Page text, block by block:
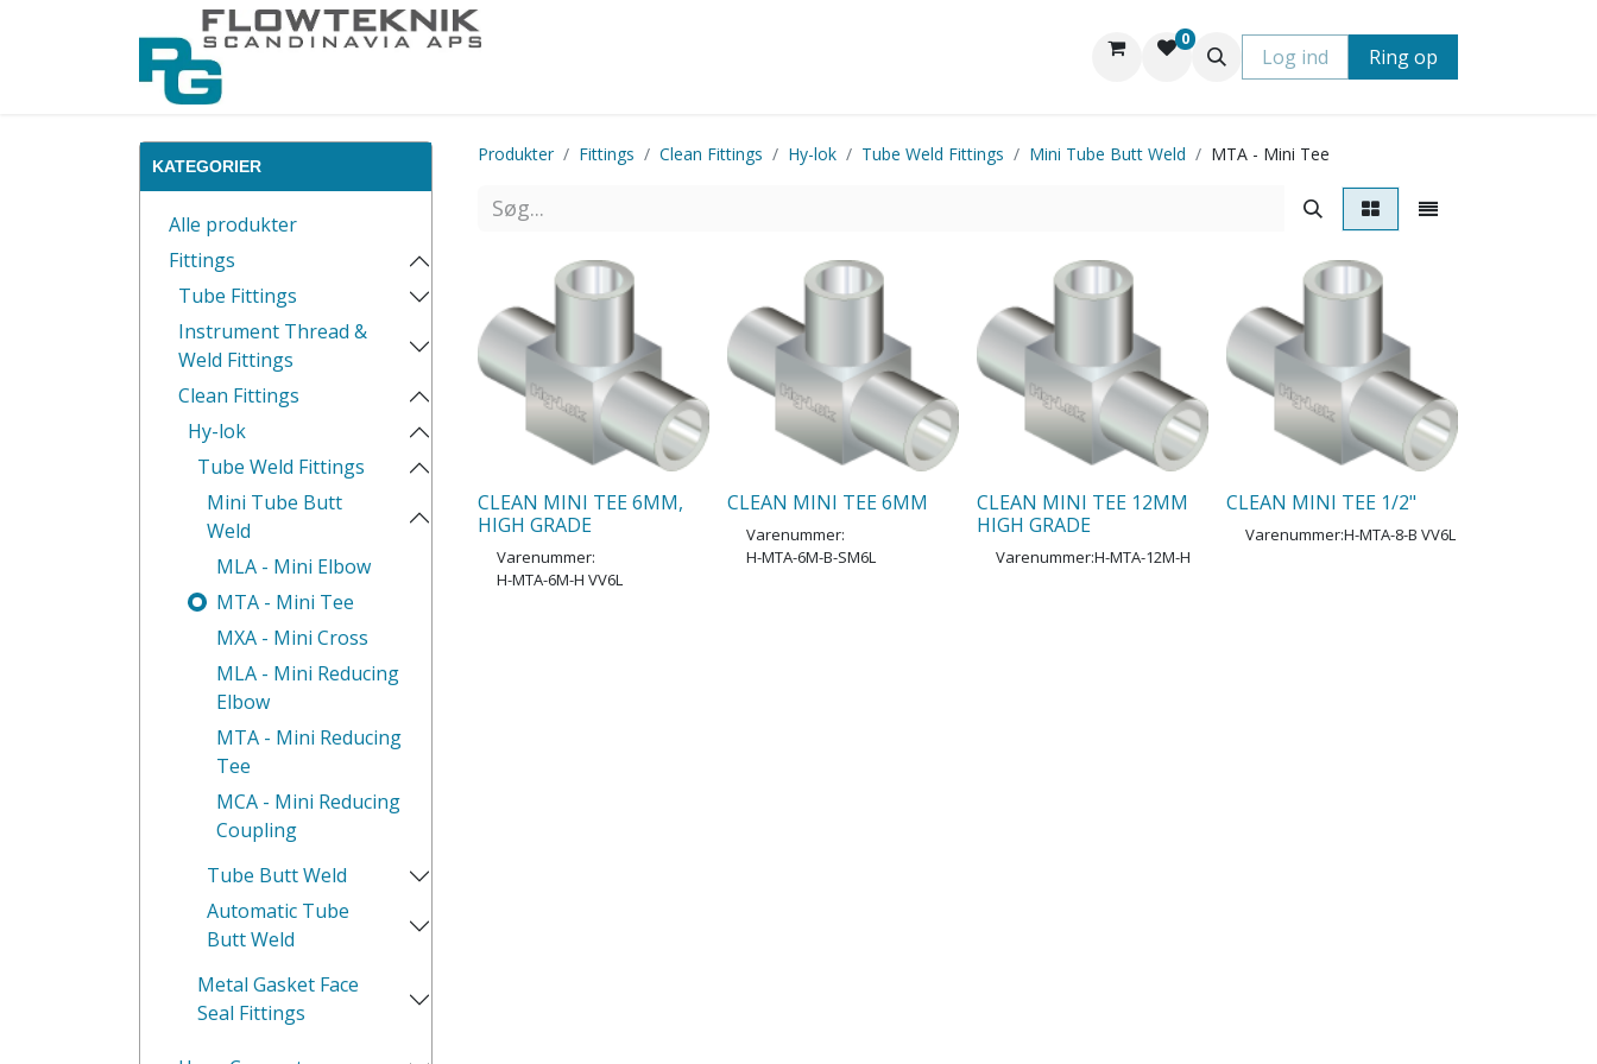
0
Log ind Ring op
KATEGORIER
Alle produkter
Fittings
Tube Fittings
Instrument Thread &
Weld Fittings
Clean Fittings
Hy-lok
Tube Weld Fittings
Mini Tube Butt
Weld
MLA - Mini Elbow
MTA - Mini Tee
MXA - Mini Cross
MLA - Mini Reducing
Elbow
MTA - Mini Reducing
Tee
MCA - Mini Reducing
Coupling
Tube Butt Weld
Automatic Tube
Butt Weld
Metal Gasket Face
Seal Fittings
Produkter Fittings Clean Fittings Hy-lok Tube Weld Fittings Mini Tube Butt Weld MTA - Mini Tee
CLEAN MINI TEE 6MM,
HIGH GRADE
Varenummer:
H-MTA-6M-H VV6L
CLEAN MINI TEE 6MM
Varenummer:
H-MTA-6M-B-SM6L
CLEAN MINI TEE 12MM
HIGH GRADE
Varenummer:H-MTA-12M-H
CLEAN MINI TEE 1/2"
Varenummer:H-MTA-8-B VV6L